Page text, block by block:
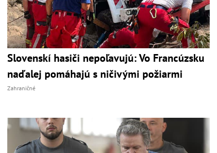
Slovenskí hasiči nepoľavujú: Vo Francúzsku
naďalej pomáhajú s ničivými požiarmi
Zahraničné